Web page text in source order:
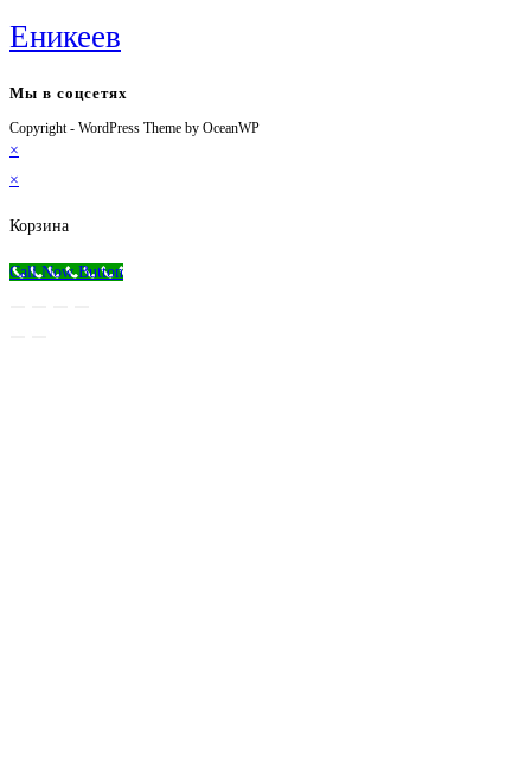
Еникеев
Мы в соцсетях
Откроется
вкладке
Откроется
вкладке
Откроется
вкладке
Откроется
приложении
Copyright - WordPress Theme by OceanWP
×
×
Корзина
Call Now Button